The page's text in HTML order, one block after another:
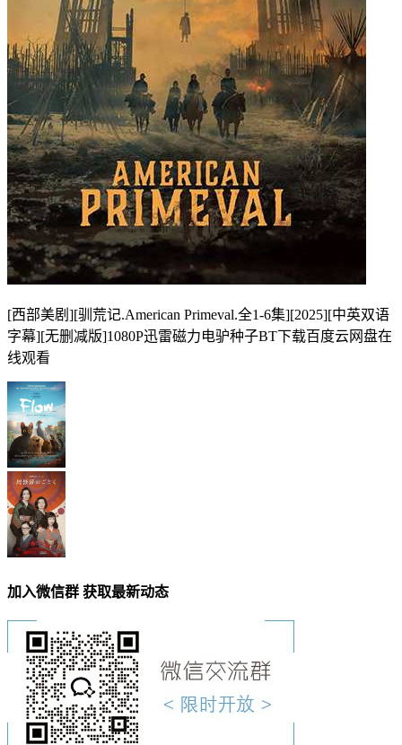
[西部美剧][驯荒记.American Primeval.全1-6集][2025][中英双语
字幕][无删减版]1080P迅雷磁力电驴种子BT下载百度云网盘在
线观看
加入微信群 获取最新动态